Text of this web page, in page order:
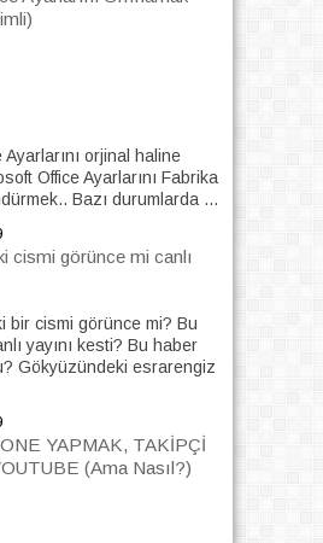
orjinal haline
Office Ayarlarını Fabrika
Bazı durumlarda ...
cismi görünce mi canlı
bir cismi görünce mi? Bu
yayını kesti? Bu haber
Gökyüzündeki esrarengiz
YAPMAK, TAKİPÇİ
(Ama Nasıl?)